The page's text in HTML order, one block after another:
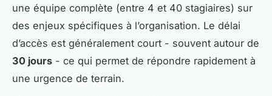
une équipe complète (entre 4 et 40 stagiaires) sur
des enjeux spécifiques à l’organisation. Le délai
d’accès est généralement court - souvent autour de
30 jours - ce qui permet de répondre rapidement à
une urgence de terrain.